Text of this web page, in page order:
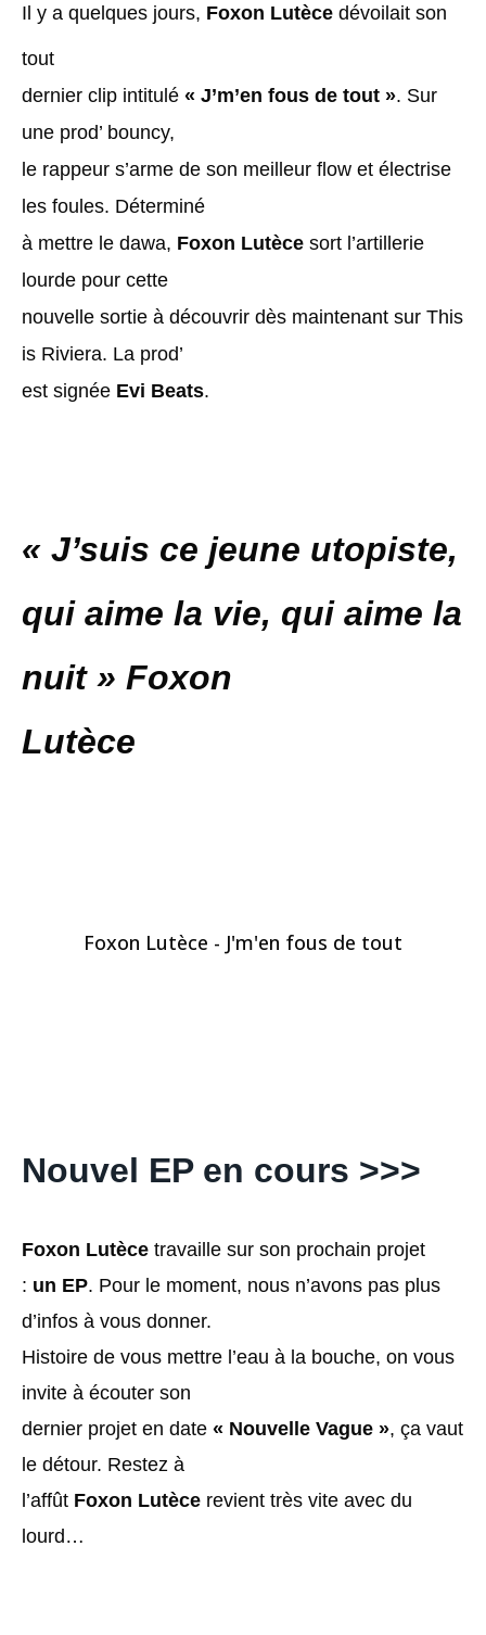
Il y a quelques jours, Foxon Lutèce dévoilait son
tout
dernier clip intitulé « J’m’en fous de tout ». Sur
une prod’ bouncy,
le rappeur s’arme de son meilleur flow et électrise
les foules. Déterminé
à mettre le dawa, Foxon Lutèce sort l’artillerie
lourde pour cette
nouvelle sortie à découvrir dès maintenant sur This
is Riviera. La prod’
est signée Evi Beats.
« J’suis ce jeune utopiste,
qui aime la vie, qui aime la
nuit » Foxon
Lutèce
Foxon Lutèce - J'm'en fous de tout
Nouvel EP en cours >>>
Foxon Lutèce travaille sur son prochain projet
: un EP. Pour le moment, nous n’avons pas plus
d’infos à vous donner.
Histoire de vous mettre l’eau à la bouche, on vous
invite à écouter son
dernier projet en date « Nouvelle Vague », ça vaut
le détour. Restez à
l’affût Foxon Lutèce revient très vite avec du
lourd…